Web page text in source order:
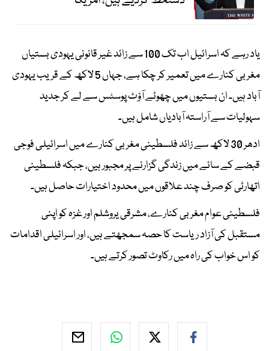
یاد رہے کہ اسرائیل اب تک 100 سے زائد غیر قانونی یہودی بستیاں
مغربی کنارے میں تعمیر کر چکا ہے، جہاں 5 لاکھ کے قریب یہودی
آباد ہیں۔ ان بستیوں میں چھوٹے آؤٹ پوسٹس سے لے کر جدید
سہولیات سے آراستہ آبادیاں شامل ہیں۔
ادھر 30 لاکھ سے زائد فلسطینی مغربی کنارے میں اسرائیلی فوجی
قبضے کے سائے میں زندگی گزارنے پر مجبور ہیں، جبکہ فلسطینی
اتھارٹی کو صرف چند علاقوں میں محدود اختیارات حاصل ہیں۔
فلسطینی عوام مغربی کنارے، مشرقی یروشلم اور غزہ کو اپنی
مستقبل کی آزاد ریاست کا حصہ سمجھتے ہیں، اور اسرائیلی اقدامات
کو اس خواب کی راہ میں رکاوٹ تصور کرتے ہیں۔